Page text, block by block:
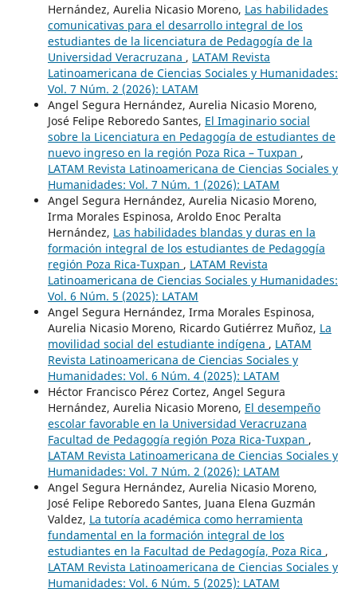
Hernández, Aurelia Nicasio Moreno, Las habilidades
comunicativas para el desarrollo integral de los
estudiantes de la licenciatura de Pedagogía de la
Universidad Veracruzana , LATAM Revista
Latinoamericana de Ciencias Sociales y Humanidades:
Vol. 7 Núm. 2 (2026): LATAM
Angel Segura Hernández, Aurelia Nicasio Moreno,
José Felipe Reboredo Santes, El Imaginario social
sobre la Licenciatura en Pedagogía de estudiantes de
nuevo ingreso en la región Poza Rica – Tuxpan ,
LATAM Revista Latinoamericana de Ciencias Sociales y
Humanidades: Vol. 7 Núm. 1 (2026): LATAM
Angel Segura Hernández, Aurelia Nicasio Moreno,
Irma Morales Espinosa, Aroldo Enoc Peralta
Hernández, Las habilidades blandas y duras en la
formación integral de los estudiantes de Pedagogía
región Poza Rica-Tuxpan , LATAM Revista
Latinoamericana de Ciencias Sociales y Humanidades:
Vol. 6 Núm. 5 (2025): LATAM
Angel Segura Hernández, Irma Morales Espinosa,
Aurelia Nicasio Moreno, Ricardo Gutiérrez Muñoz, La
movilidad social del estudiante indígena , LATAM
Revista Latinoamericana de Ciencias Sociales y
Humanidades: Vol. 6 Núm. 4 (2025): LATAM
Héctor Francisco Pérez Cortez, Angel Segura
Hernández, Aurelia Nicasio Moreno, El desempeño
escolar favorable en la Universidad Veracruzana
Facultad de Pedagogía región Poza Rica-Tuxpan ,
LATAM Revista Latinoamericana de Ciencias Sociales y
Humanidades: Vol. 7 Núm. 2 (2026): LATAM
Angel Segura Hernández, Aurelia Nicasio Moreno,
José Felipe Reboredo Santes, Juana Elena Guzmán
Valdez, La tutoría académica como herramienta
fundamental en la formación integral de los
estudiantes en la Facultad de Pedagogía, Poza Rica ,
LATAM Revista Latinoamericana de Ciencias Sociales y
Humanidades: Vol. 6 Núm. 5 (2025): LATAM